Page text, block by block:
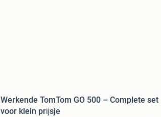
Werkende TomTom GO 500 – Complete set
voor klein prĳsje